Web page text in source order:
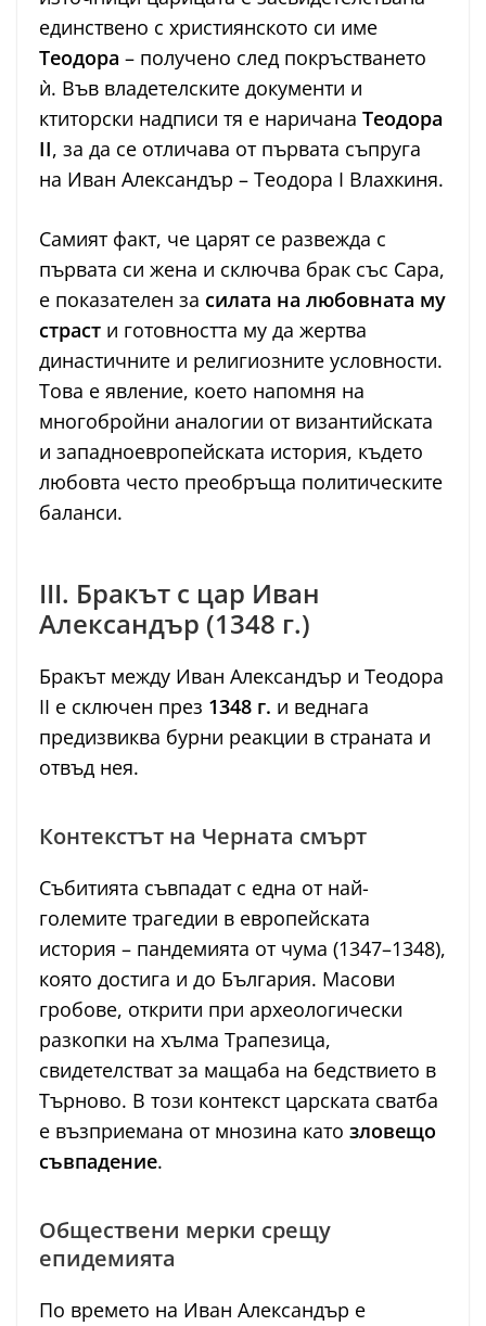
единствено с християнското си име
Теодора – получено след покръстването
ѝ. Във владетелските документи и
ктиторски надписи тя е наричана Теодора
II, за да се отличава от първата съпруга
на Иван Александър – Теодора I Влахкиня.
Самият факт, че царят се развежда с
първата си жена и сключва брак със Сара,
е показателен за силата на любовната му
страст и готовността му да жертва
династичните и религиозните условности.
Това е явление, което напомня на
многобройни аналогии от византийската
и западноевропейската история, където
любовта често преобръща политическите
баланси.
III. Бракът с цар Иван
Александър (1348 г.)
Бракът между Иван Александър и Теодора
II е сключен през 1348 г. и веднага
предизвиква бурни реакции в страната и
отвъд нея.
Контекстът на Черната смърт
Събитията съвпадат с една от най-
големите трагедии в европейската
история – пандемията от чума (1347–1348),
която достига и до България. Масови
гробове, открити при археологически
разкопки на хълма Трапезица,
свидетелстват за мащаба на бедствието в
Търново. В този контекст царската сватба
е възприемана от мнозина като зловещо
съвпадение.
Обществени мерки срещу
епидемията
По времето на Иван Александър е